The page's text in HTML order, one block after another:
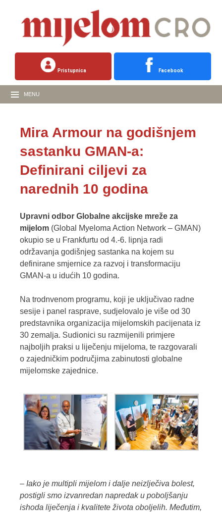
Pristupnica Facebook
MENU
Mira Armour na godišnjem
sastanku GMAN-a:
Definirani ciljevi za
narednih 10 godina
Upravni odbor Globalne akcijske mreže za
mijelom (Global Myeloma Action Network – GMAN)
okupio se u Frankfurtu od 4.-6. lipnja radi
održavanja godišnjeg sastanka na kojem su
definirane smjernice za razvoj i transformaciju
GMAN-a u idućih 10 godina.
Na trodnvenom programu, koji je uključivao radne
sesije i panel rasprave, sudjelovalo je više od 30
predstavnika organizacija mijelomskih pacijenata iz
30 zemalja. Sudionici su razmijenili primjere
najboljih praksi u liječenju mijeloma, te razgovarali
o zajedničkim područjima zabinutosti globalne
mijelomske zajednice.
– Iako je multipli mijelom i dalje neizlječiva bolest,
postigli smo izvanredan napredak u poboljšanju
ishoda liječenja i kvalitete života oboljelih. Međutim,